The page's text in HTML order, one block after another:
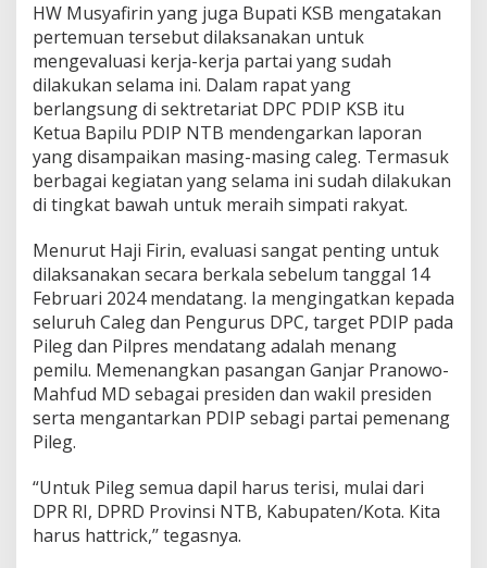
e
m
e
n
a
n
g
a
n
B
e
u
n
t
u
n
d
i
P
e
m
u
2
0
2
HW Musyafirin yang juga Bupati KSB mengatakan
pertemuan tersebut dilaksanakan untuk
mengevaluasi kerja-kerja partai yang sudah
dilakukan selama ini. Dalam rapat yang
berlangsung di sektretariat DPC PDIP KSB itu
Ketua Bapilu PDIP NTB mendengarkan laporan
yang disampaikan masing-masing caleg. Termasuk
berbagai kegiatan yang selama ini sudah dilakukan
di tingkat bawah untuk meraih simpati rakyat.
Menurut Haji Firin, evaluasi sangat penting untuk
dilaksanakan secara berkala sebelum tanggal 14
Februari 2024 mendatang. Ia mengingatkan kepada
seluruh Caleg dan Pengurus DPC, target PDIP pada
Pileg dan Pilpres mendatang adalah menang
pemilu. Memenangkan pasangan Ganjar Pranowo-
Mahfud MD sebagai presiden dan wakil presiden
serta mengantarkan PDIP sebagi partai pemenang
Pileg.
“Untuk Pileg semua dapil harus terisi, mulai dari
DPR RI, DPRD Provinsi NTB, Kabupaten/Kota. Kita
harus hattrick,’’ tegasnya.